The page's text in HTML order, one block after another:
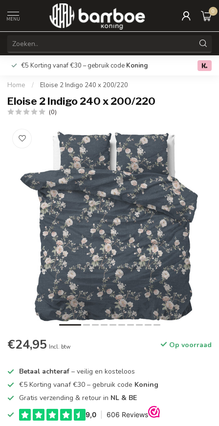
MENU
0
€5 Korting vanaf €30 – gebruik code Koning Gratis
Home / Eloise 2 Indigo 240 x 200/220
Eloise 2 Indigo 240 x 200/220
(0)
€24,95 Incl. btw Op voorraad
Betaal achteraf – veilig en kosteloos
€5 Korting vanaf €30 – gebruik code Koning
Gratis verzending & retour in NL & BE